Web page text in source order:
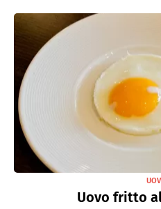
Uovo fritto